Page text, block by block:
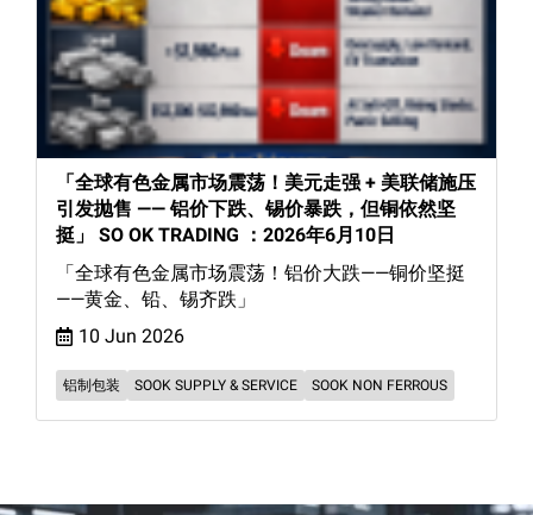
「全球有色金属市场震荡！美元走强 + 美联储施压
引发抛售 —— 铝价下跌、锡价暴跌，但铜依然坚
挺」 SO OK TRADING ：2026年6月10日
「全球有色金属市场震荡！铝价大跌——铜价坚挺
——黄金、铅、锡齐跌」
10 Jun 2026
铝制包装 SOOK SUPPLY & SERVICE SOOK NON FERROUS